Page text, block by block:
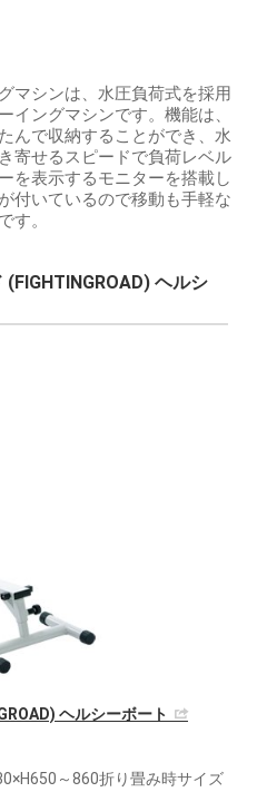
マシンは、水圧負荷式を採用
イングマシンです。機能は、
んで収納することができ、水
寄せるスピードで負荷レベル
を表示するモニターを搭載し
付いているので移動も手軽な
す。
ヘルシ
ヘルシーボート
～860折り畳み時サイズ